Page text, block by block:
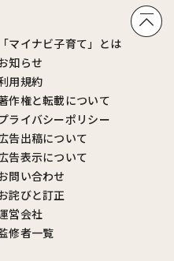
「マイナビ子育て」とは
知らせ
用規約
作権と転載について
ライバシーポリシー
告出稿について
告表示について
問い合わせ
詫びと訂正
営会社
修者一覧